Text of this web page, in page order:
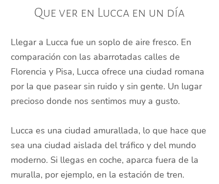
Que ver en Lucca en un día
Llegar a Lucca fue un soplo de aire fresco. En
comparación con las abarrotadas calles de
Florencia y Pisa, Lucca ofrece una ciudad romana
por la que pasear sin ruido y sin gente. Un lugar
precioso donde nos sentimos muy a gusto.
Lucca es una ciudad amurallada, lo que hace que
sea una ciudad aislada del tráfico y del mundo
moderno. Si llegas en coche, aparca fuera de la
muralla, por ejemplo, en la estación de tren.